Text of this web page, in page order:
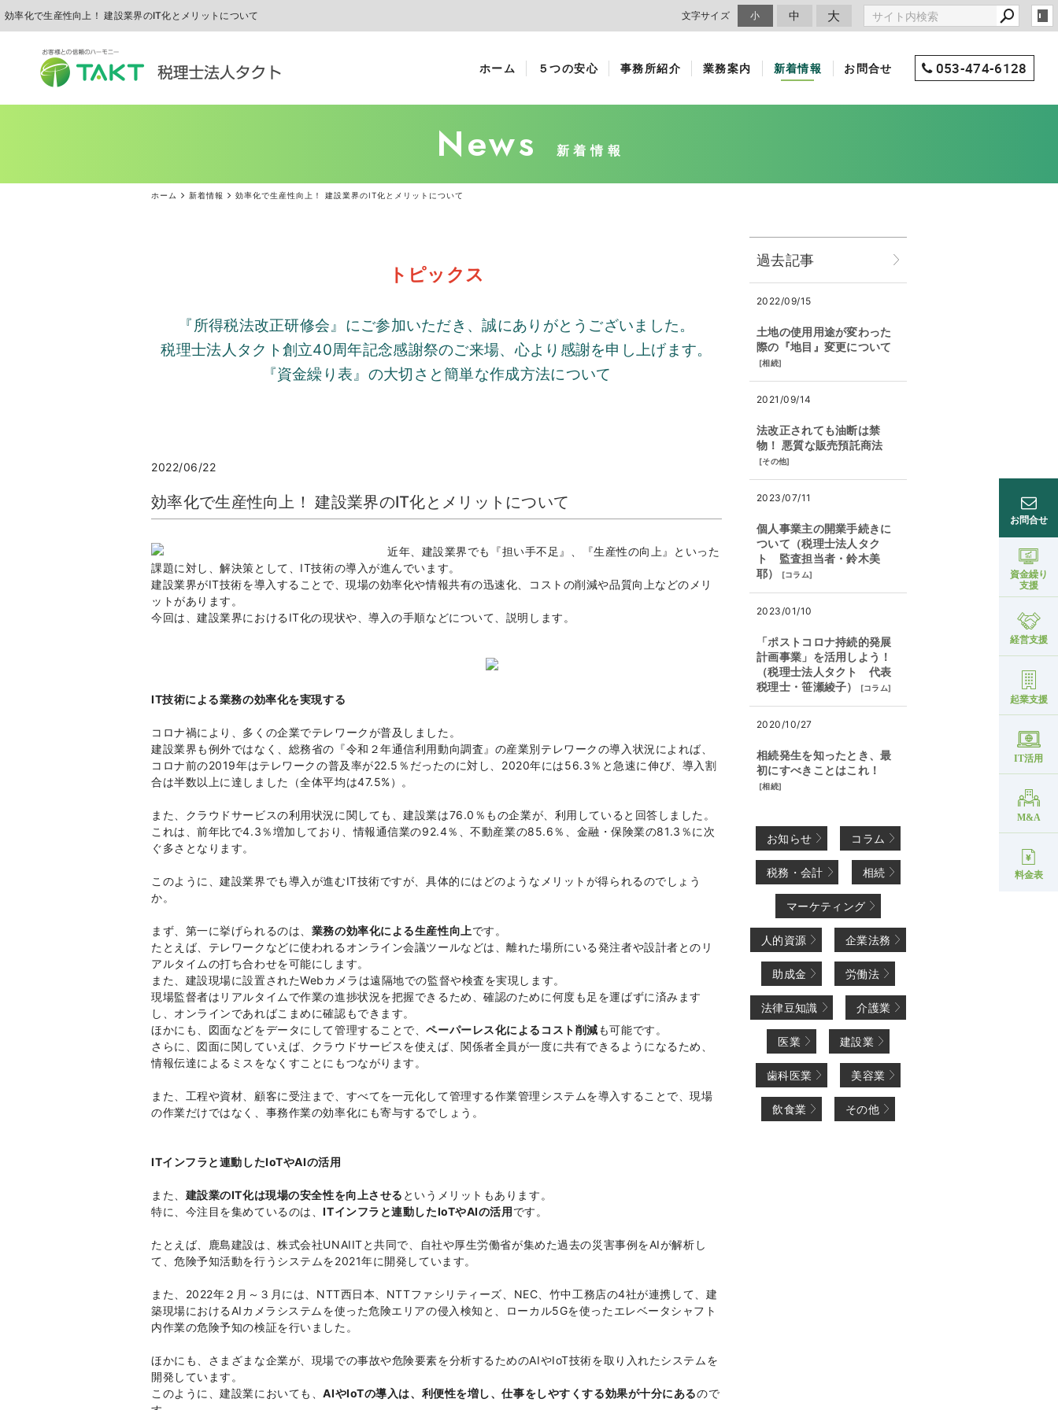
効率化で生産性向上！ 建設業界のIT化とメリットについて 文字サイズ 小 中 大
ホーム ５つの安心 事務所紹介 業務案内 新着情報 お問合せ 053-474-6128
お問合せ
資金繰り
支援
経営支援
起業支援
IT活用
M&A
料金表
News 新着情報
ホーム 新着情報 効率化で生産性向上！ 建設業界のIT化とメリットについて
トピックス
『所得税法改正研修会』にご参加いただき、誠にありがとうございました。
税理士法人タクト創立40周年記念感謝祭のご来場、心より感謝を申し上げます。
『資金繰り表』の大切さと簡単な作成方法について
2022/06/22
効率化で生産性向上！ 建設業界のIT化とメリットについて
近年、建設業界でも『担い手不足』、『生産性の向上』といった
課題に対し、解決策として、IT技術の導入が進んでいます。
建設業界がIT技術を導入することで、現場の効率化や情報共有の迅速化、コストの削減や品質向上などのメリ
ットがあります。
今回は、建設業界におけるIT化の現状や、導入の手順などについて、説明します。
IT技術による業務の効率化を実現する
コロナ禍により、多くの企業でテレワークが普及しました。
建設業界も例外ではなく、総務省の『令和２年通信利用動向調査』の産業別テレワークの導入状況によれば、
コロナ前の2019年はテレワークの普及率が22.5％だったのに対し、2020年には56.3％と急速に伸び、導入割
合は半数以上に達しました（全体平均は47.5%）。
また、クラウドサービスの利用状況に関しても、建設業は76.0％もの企業が、利用していると回答しました。
これは、前年比で4.3％増加しており、情報通信業の92.4％、不動産業の85.6％、金融・保険業の81.3％に次
ぐ多さとなります。
このように、建設業界でも導入が進むIT技術ですが、具体的にはどのようなメリットが得られるのでしょう
か。
まず、第一に挙げられるのは、 業務の効率化による生産性向上です。
たとえば、テレワークなどに使われるオンライン会議ツールなどは、離れた場所にいる発注者や設計者とのリ
アルタイムの打ち合わせを可能にします。
また、建設現場に設置されたWebカメラは遠隔地での監督や検査を実現します。
現場監督者はリアルタイムで作業の進捗状況を把握できるため、確認のために何度も足を運ばずに済みます
し、オンラインであればこまめに確認もできます。
ほかにも、図面などをデータにして管理することで、ペーパーレス化によるコスト削減も可能です。
さらに、図面に関していえば、クラウドサービスを使えば、関係者全員が一度に共有できるようになるため、
情報伝達によるミスをなくすことにもつながります。
また、工程や資材、顧客に受注まで、すべてを一元化して管理する作業管理システムを導入することで、現場
の作業だけではなく、事務作業の効率化にも寄与するでしょう。
ITインフラと連動したIoTやAIの活用
また、 建設業のIT化は現場の安全性を向上させる というメリットもあります。
特に、今注目を集めているのは、ITインフラと連動したIoTやAIの活用です。
たとえば、鹿島建設は、株式会社UNAIITと共同で、自社や厚生労働省が集めた過去の災害事例をAIが解析し
て、危険予知活動を行うシステムを2021年に開発しています。
また、2022年２月～３月には、NTT西日本、NTTファシリティーズ、NEC、竹中工務店の4社が連携して、建
築現場におけるAIカメラシステムを使った危険エリアの侵入検知と、ローカル5Gを使ったエレベータシャフト
内作業の危険予知の検証を行いました。
ほかにも、さまざまな企業が、現場での事故や危険要素を分析するためのAIやIoT技術を取り入れたシステムを
開発しています。
このように、建設業においても、AIやIoTの導入は、利便性を増し、仕事をしやすくする効果が十分にあるので
過去記事
2022/09/15
土地の使用用途が変わった
際の『地目』変更について
[相続]
2021/09/14
法改正されても油断は禁
物！ 悪質な販売預託商法
[その他]
2023/07/11
個人事業主の開業手続きに
ついて（税理士法人タク
ト 監査担当者・鈴木美
耶）
[コラム]
2023/01/10
「ポストコロナ持続的発展
計画事業」を活用しよう！
（税理士法人タクト 代表
税理士・笹瀬綾子）
[コラム]
2020/10/27
相続発生を知ったとき、最
初にすべきことはこれ！
[相続]
お知らせ コラム
税務・会計 相続
マーケティング
人的資源 企業法務
助成金 労働法
法律豆知識 介護業
医業 建設業
歯科医業 美容業
飲食業 その他